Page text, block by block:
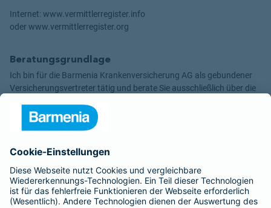
Internet: www.vermittlerregister.info
oder www.vermittlerregister.org
Beratungsgrundlage
Ich bin für die Barmenia Krankenversicherung AG als gebundener
Versicherungsvertreter tätig und berate Sie ausschließlich über die
- Barmenia Versicherungen a. G.
- Barmenia Allgemeine Versicherungs-AG
- Gothaer Lebensversicherung AG
- Gothaer Krankenversicherung AG
- ROLAND Rechtsschutz-Versicherungs-AG